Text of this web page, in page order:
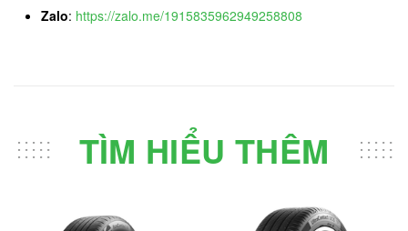
Zalo: https://zalo.me/1915835962949258808
TÌM HIỂU THÊM